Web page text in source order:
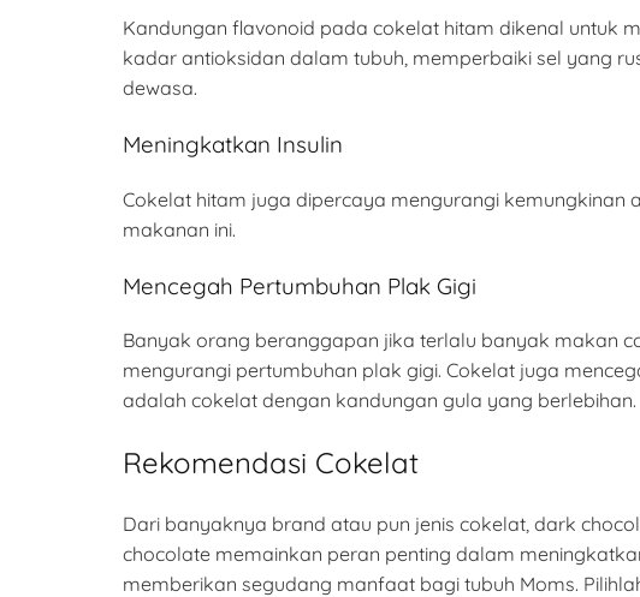
Kandungan flavonoid pada cokelat hitam dikenal untuk
kadar antioksidan dalam tubuh, memperbaiki sel yang
dewasa.
Meningkatkan Insulin
Cokelat hitam juga dipercaya mengurangi kemungkinan
makanan ini.
Mencegah Pertumbuhan Plak Gigi
Banyak orang beranggapan jika terlalu banyak makan
mengurangi pertumbuhan plak gigi. Cokelat juga
adalah cokelat dengan kandungan gula yang berlebihan.
Rekomendasi Cokelat
Dari banyaknya brand atau pun jenis cokelat, dark
chocolate memainkan peran penting dalam
memberikan segudang manfaat bagi tubuh Moms.